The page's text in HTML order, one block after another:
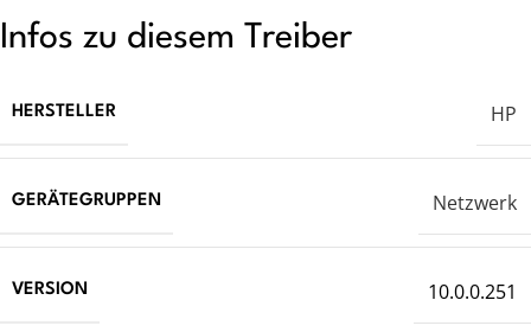
Infos zu diesem Treiber
HERSTELLER HP
GERÄTEGRUPPEN Netzwerk
VERSION 10.0.0.251